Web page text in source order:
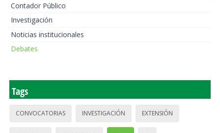
Contador Público
Investigación
Noticias institucionales
Debates
Tags
CONVOCATORIAS INVESTIGACIÓN EXTENSIÓN